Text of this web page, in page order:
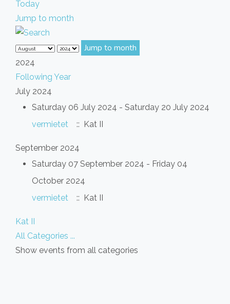
Today
Jump to month
Jump to month
2024
Following Year
July 2024
Saturday 06 July 2024 - Saturday 20 July 2024
vermietet
:: Kat II
September 2024
Saturday 07 September 2024 - Friday 04
October 2024
vermietet
:: Kat II
Pagination List Limit
Kat II
All Categories ...
Show events from all categories